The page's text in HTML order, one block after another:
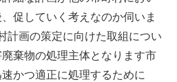
促していく考えなのか伺いま
計画の策定に向けた取組につい
棄物の処理主体となります市
かつ適正に処理するために